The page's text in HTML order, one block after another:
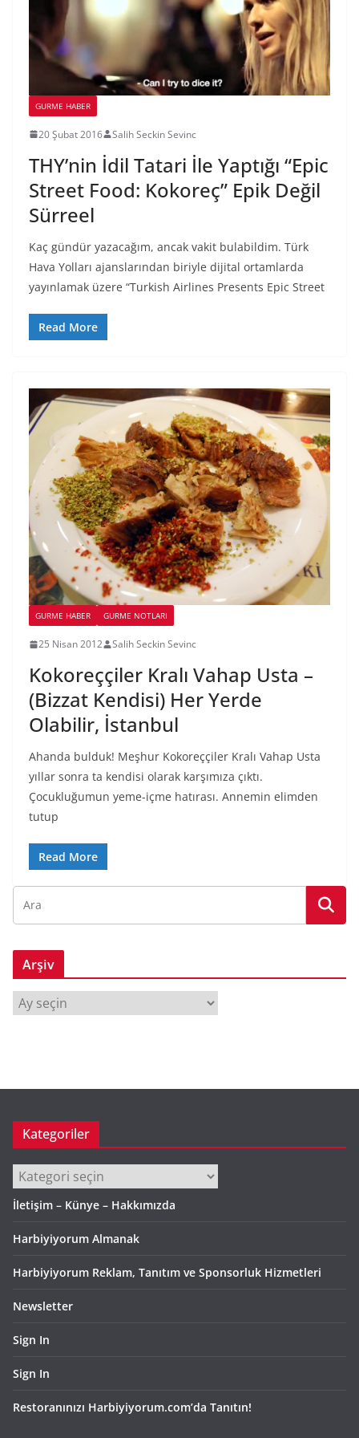
GURME HABER
20 Şubat 2016 Salih Seckin Sevinc
THY’nin İdil Tatari İle Yaptığı “Epic
Street Food: Kokoreç” Epik Değil
Sürreel
Kaç gündür yazacağım, ancak vakit bulabildim. Türk
Hava Yolları ajanslarından biriyle dijital ortamlarda
yayınlamak üzere “Turkish Airlines Presents Epic Street
Read More
GURME HABER GURME NOTLARI
25 Nisan 2012 Salih Seckin Sevinc
Kokoreççiler Kralı Vahap Usta –
(Bizzat Kendisi) Her Yerde
Olabilir, İstanbul
Ahanda bulduk! Meşhur Kokoreççiler Kralı Vahap Usta
yıllar sonra ta kendisi olarak karşımıza çıktı.
Çocukluğumun yeme-içme hatırası. Annemin elimden
tutup
Read More
Arşiv
r
Kategoriler
Kategoriler
İletişim – Künye – Hakkımızda
Harbiyiyorum Almanak
Harbiyiyorum Reklam, Tanıtım ve Sponsorluk Hizmetleri
Newsletter
Sign In
Sign In
Restoranınızı Harbiyiyorum.com’da Tanıtın!